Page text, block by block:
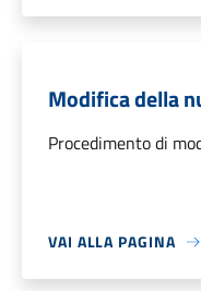
Modifica della
Procedimento di
VAI ALLA PAGINA